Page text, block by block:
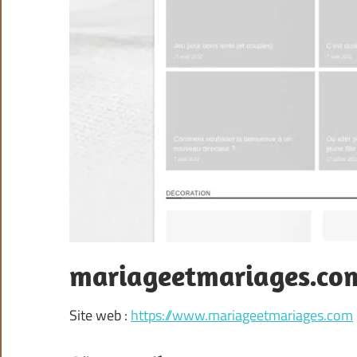
Site web :https://www.mariageetmariages.com